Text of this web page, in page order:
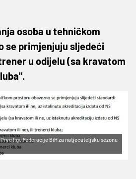
osoba u tehničkom
se primjenjuju sljedeći
u odijelu (sa kravatom
Prve lige Federacije BiH za natjecateljsku sezonu